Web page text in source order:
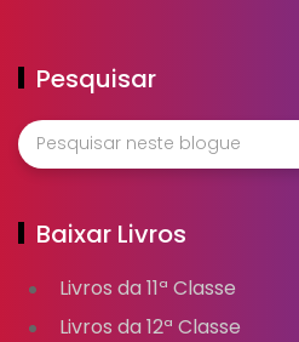
Pesquisar
Baixar Livros
Livros da 11ª Classe
Livros da 12ª Classe